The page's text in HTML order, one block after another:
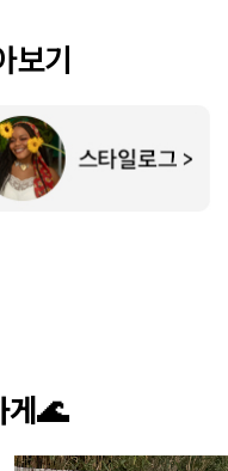
보기
게🌊